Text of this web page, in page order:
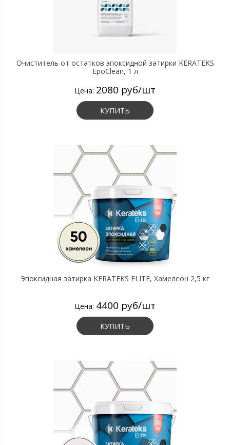
Очиститель от остатков эпоксидной затирки KERATEKS
EpoClean, 1 л
Цена: 2080 руб/шт
КУПИТЬ
Эпоксидная затирка KERATEKS ELITE, Хамелеон 2,5 кг
Цена: 4400 руб/шт
КУПИТЬ